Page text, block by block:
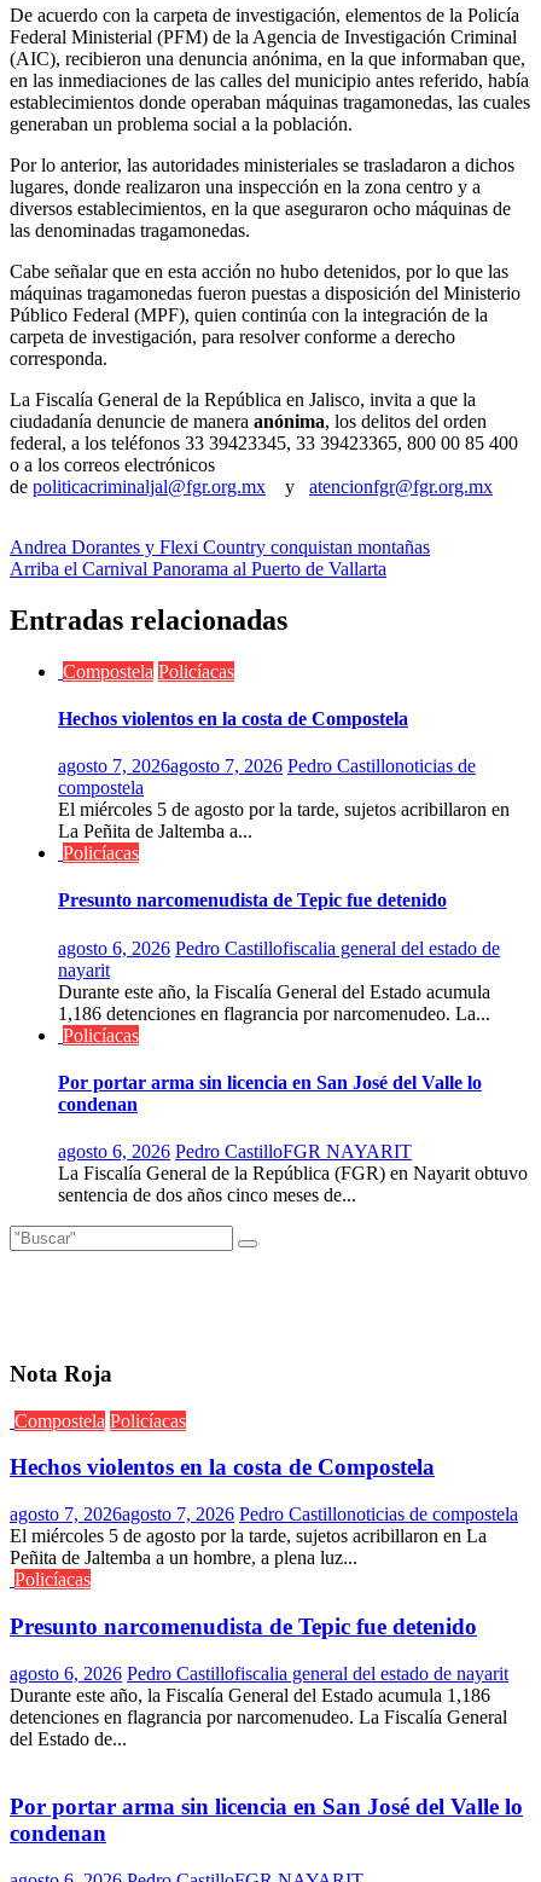
De acuerdo con la carpeta de investigación, elementos de la Policía
Federal Ministerial (PFM) de la Agencia de Investigación Criminal
(AIC), recibieron una denuncia anónima, en la que informaban que,
en las inmediaciones de las calles del municipio antes referido, había
establecimientos donde operaban máquinas tragamonedas, las cuales
generaban un problema social a la población.
Por lo anterior, las autoridades ministeriales se trasladaron a dichos
lugares, donde realizaron una inspección en la zona centro y a
diversos establecimientos, en la que aseguraron ocho máquinas de
las denominadas tragamonedas.
Cabe señalar que en esta acción no hubo detenidos, por lo que las
máquinas tragamonedas fueron puestas a disposición del Ministerio
Público Federal (MPF), quien continúa con la integración de la
carpeta de investigación, para resolver conforme a derecho
corresponda.
La Fiscalía General de la República en Jalisco, invita a que la
ciudadanía denuncie de manera anónima, los delitos del orden
federal, a los teléfonos 33 39423345, 33 39423365, 800 00 85 400
o a los correos electrónicos
de politicacriminaljal@fgr.org.mx y atencionfgr@fgr.org.mx
Navegación
de
entradas
Andrea Dorantes y Flexi Country conquistan montañas
Arriba el Carnival Panorama al Puerto de Vallarta
Entradas relacionadas
Compostela Policíacas
Hechos violentos en la costa de Compostela
agosto 7, 2026agosto 7, 2026 Pedro Castillonoticias de
compostela
El miércoles 5 de agosto por la tarde, sujetos acribillaron en
La Peñita de Jaltemba a...
Policíacas
Presunto narcomenudista de Tepic fue detenido
agosto 6, 2026 Pedro Castillofiscalia general del estado de
nayarit
Durante este año, la Fiscalía General del Estado acumula
1,186 detenciones en flagrancia por narcomenudeo. La...
Policíacas
Por portar arma sin licencia en San José del Valle lo
condenan
agosto 6, 2026 Pedro CastilloFGR NAYARIT
La Fiscalía General de la República (FGR) en Nayarit obtuvo
sentencia de dos años cinco meses de...
Nota Roja
Compostela Policíacas
Hechos violentos en la costa de Compostela
agosto 7, 2026agosto 7, 2026 Pedro Castillonoticias de compostela
El miércoles 5 de agosto por la tarde, sujetos acribillaron en La
Peñita de Jaltemba a un hombre, a plena luz...
Policíacas
Presunto narcomenudista de Tepic fue detenido
agosto 6, 2026 Pedro Castillofiscalia general del estado de nayarit
Durante este año, la Fiscalía General del Estado acumula 1,186
detenciones en flagrancia por narcomenudeo. La Fiscalía General
del Estado de...
Por portar arma sin licencia en San José del Valle lo
condenan